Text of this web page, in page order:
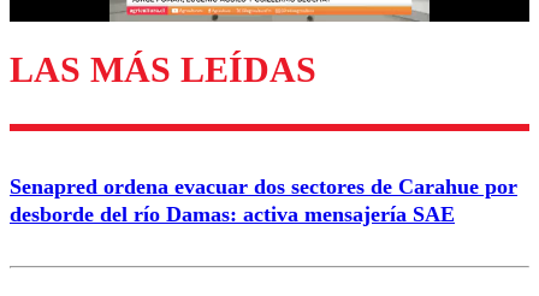
Enviar comentario
LAS MÁS LEÍDAS
Senapred ordena evacuar dos sectores de Carahue por
desborde del río Damas: activa mensajería SAE